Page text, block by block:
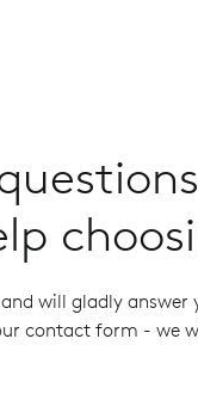
will gladly
contact form - we